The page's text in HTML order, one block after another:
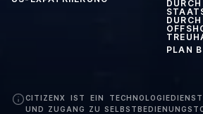
PLAN
CITIZENX IST EIN
UND ZUGANG ZU